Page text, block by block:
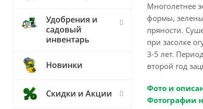
Многолетнее
формы,
пряности.
при засолке
3-5 лет.
второй год
Фото и
Фотографии
Удобрения и
садовый
инвентарь
Новинки
Скидки и Акции